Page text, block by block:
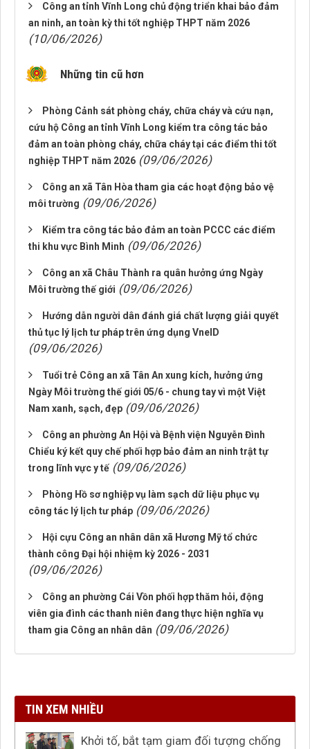
Công an tỉnh Vĩnh Long chủ động triển khai bảo đảm
an ninh, an toàn kỳ thi tốt nghiệp THPT năm 2026
(10/06/2026)
Những tin cũ hơn
Phòng Cảnh sát phòng cháy, chữa cháy và cứu nạn,
cứu hộ Công an tỉnh Vĩnh Long kiểm tra công tác bảo
đảm an toàn phòng cháy, chữa cháy tại các điểm thi tốt
nghiệp THPT năm 2026 (09/06/2026)
Công an xã Tân Hòa tham gia các hoạt động bảo vệ
môi trường (09/06/2026)
Kiểm tra công tác bảo đảm an toàn PCCC các điểm
thi khu vực Bình Minh (09/06/2026)
Công an xã Châu Thành ra quân hưởng ứng Ngày
Môi trường thế giới (09/06/2026)
Hướng dẫn người dân đánh giá chất lượng giải quyết
thủ tục lý lịch tư pháp trên ứng dụng VneID
(09/06/2026)
Tuổi trẻ Công an xã Tân An xung kích, hưởng ứng
Ngày Môi trường thế giới 05/6 - chung tay vì một Việt
Nam xanh, sạch, đẹp (09/06/2026)
Công an phường An Hội và Bệnh viện Nguyễn Đình
Chiểu ký kết quy chế phối hợp bảo đảm an ninh trật tự
trong lĩnh vực y tế (09/06/2026)
Phòng Hồ sơ nghiệp vụ làm sạch dữ liệu phục vụ
công tác lý lịch tư pháp (09/06/2026)
Hội cựu Công an nhân dân xã Hương Mỹ tổ chức
thành công Đại hội nhiệm kỳ 2026 - 2031
(09/06/2026)
Công an phường Cái Vồn phối hợp thăm hỏi, động
viên gia đình các thanh niên đang thực hiện nghĩa vụ
tham gia Công an nhân dân (09/06/2026)
TIN XEM NHIỀU
Khởi tố, bắt tạm giam đối tượng chống